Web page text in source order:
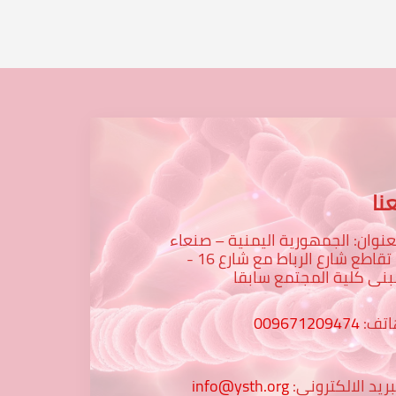
الجمهورية اليمنية – صنعاء
– تقاطع شارع الرباط مع شارع 16 -
كلية المجتمع سابقا
009671209474
الالكتروني:info@ysth.org